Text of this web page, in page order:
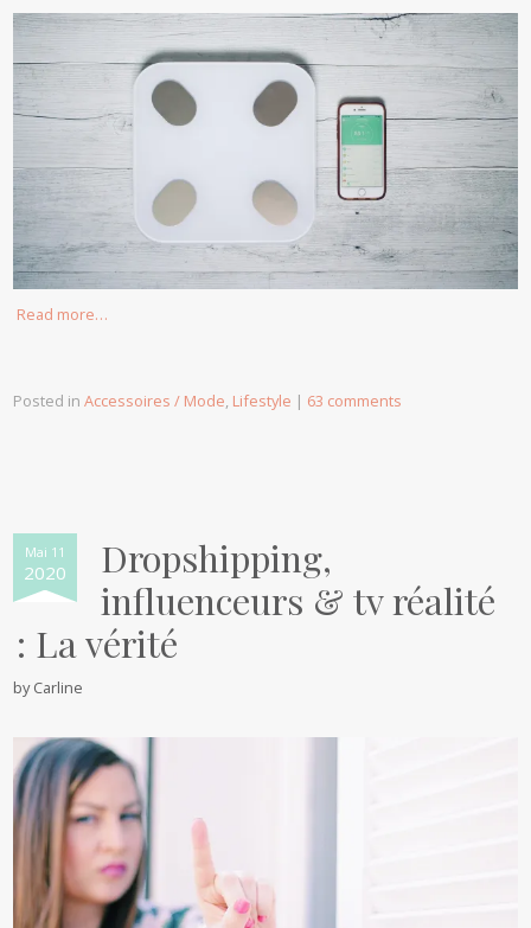
Read more…
Posted inAccessoires / Mode, Lifestyle | 63 comments
Mai 11
2020
Dropshipping,
influenceurs & tv réalité
: La vérité
byCarline